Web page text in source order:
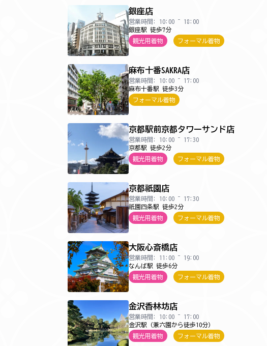
銀座店
営業時間: 10:00 ~ 18:00
銀座駅 徒歩7分
観光用着物
フォーマル着物
麻布十番SAKRA店
営業時間: 10:00 ~ 17:00
麻布十番駅 徒歩3分
フォーマル着物
京都駅前京都タワーサンド店
営業時間: 10:00 ~ 17:30
京都駅 徒歩2分
観光用着物
フォーマル着物
京都祇園店
営業時間: 10:00 ~ 17:30
祇園四条駅 徒歩2分
観光用着物
フォーマル着物
大阪心斎橋店
営業時間: 11:00 ~ 19:00
なんば駅 徒歩6分
観光用着物
フォーマル着物
金沢香林坊店
営業時間: 10:00 ~ 17:00
金沢駅（兼六園から徒歩10分）
観光用着物
フォーマル着物